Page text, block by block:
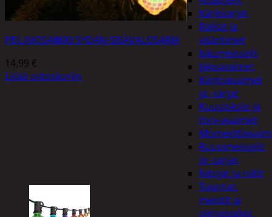
Kärkisarjat
Räikät ja
vääntimet
Iskumeisselit
Jakoavaimet
Kiintoavaimet
ja -sarjat
Kuusiokolo ja
torx-avaimet
Ruuvimeisselit
ja -sarjat
Nitojat ja niitit
Tuurnat,
meistit ja
piirtopuikot
PEILIMOSAIIKKI SYDÄN-SISÄVALOSARJA
14,99 €
Lisää ostoskoriin